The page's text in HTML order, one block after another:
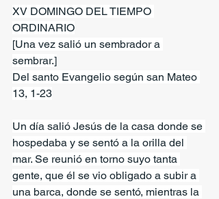
XV DOMINGO DEL TIEMPO
ORDINARIO
[Una vez salió un sembrador a
sembrar.]
Del santo Evangelio según san Mateo
13, 1-23
Un día salió Jesús de la casa donde se
hospedaba y se sentó a la orilla del
mar. Se reunió en torno suyo tanta
gente, que él se vio obligado a subir a
una barca, donde se sentó, mientras la